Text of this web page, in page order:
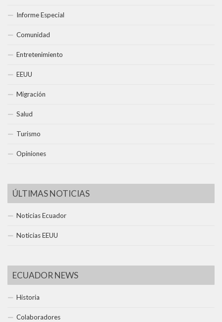
Informe Especial
Comunidad
Entretenimiento
EEUU
Migración
Salud
Turismo
Opiniones
ÚLTIMAS NOTICIAS
Noticias Ecuador
Noticias EEUU
ECUADOR NEWS
Historia
Colaboradores